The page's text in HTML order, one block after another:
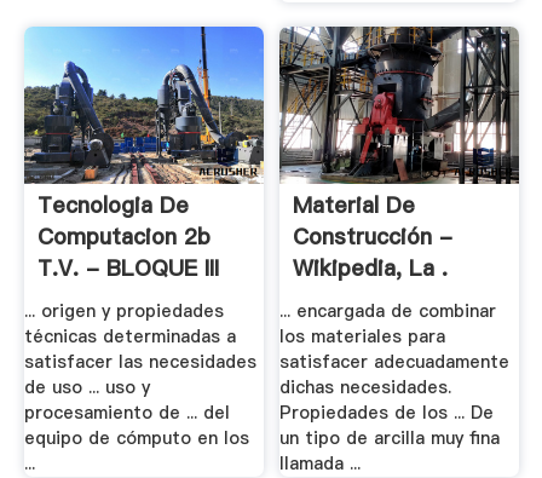
Tecnologia De
Computacion 2b
T.v. - BLOQUE III
... origen y propiedades
técnicas determinadas a
satisfacer las necesidades
de uso ... uso y
procesamiento de ... del
equipo de cómputo en los
...
Material De
Construcción -
Wikipedia, La .
... encargada de combinar
los materiales para
satisfacer adecuadamente
dichas necesidades.
Propiedades de los ... De
un tipo de arcilla muy fina
llamada ...